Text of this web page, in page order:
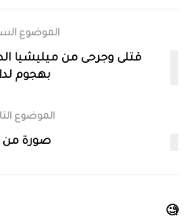
الموضوع
قتلى وجرحى من ميليشيا
بهجوم
الموضوع
صورة من
🧐